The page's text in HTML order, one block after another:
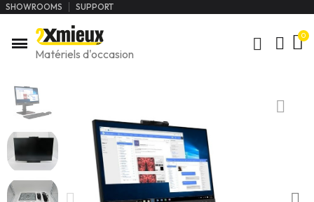
SHOWROOMS SUPPORT
Matériels d'occasion